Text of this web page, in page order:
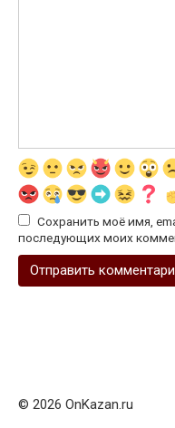
Сохранить моё имя,
последующих моих
© 2026 OnKazan.ru